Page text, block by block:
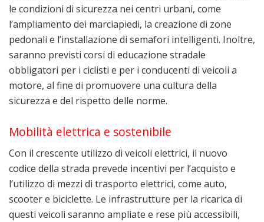
le condizioni di sicurezza nei centri urbani, come
l’ampliamento dei marciapiedi, la creazione di zone
pedonali e l’installazione di semafori intelligenti. Inoltre,
saranno previsti corsi di educazione stradale
obbligatori per i ciclisti e per i conducenti di veicoli a
motore, al fine di promuovere una cultura della
sicurezza e del rispetto delle norme.
Mobilità elettrica e sostenibile
Con il crescente utilizzo di veicoli elettrici, il nuovo
codice della strada prevede incentivi per l’acquisto e
l’utilizzo di mezzi di trasporto elettrici, come auto,
scooter e biciclette. Le infrastrutture per la ricarica di
questi veicoli saranno ampliate e rese più accessibili,